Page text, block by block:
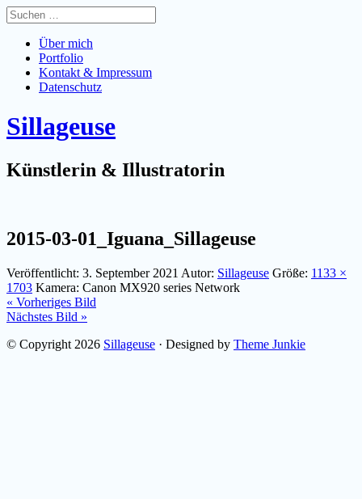
Über mich
Portfolio
Kontakt & Impressum
Datenschutz
Sillageuse
Künstlerin & Illustratorin
2015-03-01_Iguana_Sillageuse
Veröffentlicht: 3. September 2021 Autor: Sillageuse Größe: 1133 ×
1703 Kamera: Canon MX920 series Network
« Vorheriges Bild
Nächstes Bild »
© Copyright 2026 Sillageuse · Designed by Theme Junkie